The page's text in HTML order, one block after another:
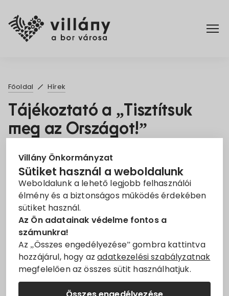
Villány Önkormányzat
Sütiket használ a weboldalunk
Weboldalunk a lehető legjobb felhasználói
élmény és a biztonságos működés érdekében
sütiket használ.
Az Ön adatainak védelme fontos a
számunkra!
Az „Összes engedélyezése” gombra kattintva
hozzájárul, hogy azadatkezelési szabályzatnak
megfelelően az összes sütit használhatjuk.
Elérhetőségek
Hírek
Rendelettár
Pályázatok
Dokumentumok
Állásajánlatok
Szolgáltatók
Főoldal Hírek
Tájékoztató a „Tisztítsuk
meg az Országot!”
2022. Jan. 12.
Hulladékgyűjtés
Tájékoztató
Villány Város Önkormányzata befejezte a hulladék
eltakarítási munkálatokat, amelyre az Innovációs
és Technológiai Minisztérium támogatásával, az
IFKA Közhasznú Nonprofit Kft. lebonyolításával
megvalósuló „Tisztítsuk meg az Országot!” című